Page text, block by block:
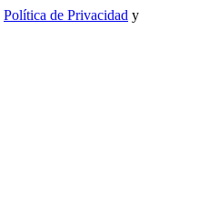
Política de Privacidad y